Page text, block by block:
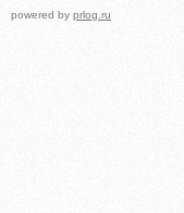
powered by prlog.ru